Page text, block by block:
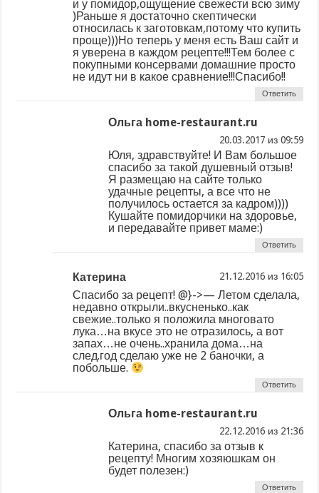
и у помидор,ощущение свежести всю зиму
)Раньше я достаточно скептически
относилась к заготовкам,потому что купить
проще)))Но теперь у меня есть Ваш сайт и
я уверена в каждом рецепте!!!Тем более с
покупными консервами домашние просто
не идут ни в какое сравнение!!!Спасибо!!
Ответить
Ольга home-restaurant.ru
из
Юля, здравствуйте! И Вам большое
спасибо за такой душевный отзыв!
Я размещаю на сайте только
удачные рецепты, а все что не
получилось остается за кадром))))
Кушайте помидорчики на здоровье,
и передавайте привет маме:)
Ответить
Катерина из
Спасибо за рецепт! @}->— Летом сделала,
недавно открыли..вкусненько..как
свежие..только я положила многовато
лука…на вкусе это не отразилось, а вот
запах…не очень..хранила дома…на
след.год сделаю уже не 2 баночки, а
побольше.
Ответить
Ольга home-restaurant.ru
из
Катерина, спасибо за отзыв к
рецепту! Многим хозяюшкам он
будет полезен:)
Ответить